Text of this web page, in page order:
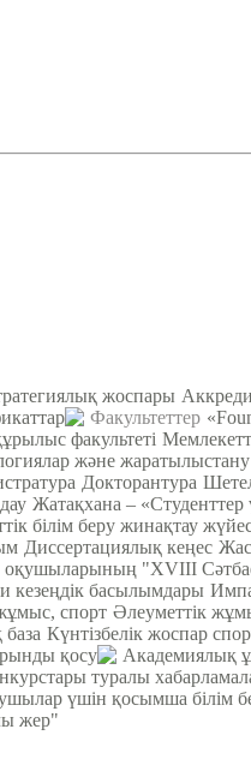
жоспары
Факультеттер
факультеті
және жаратылыстану
Докторантура
Жатақхана – «Студенттер
білім беру жинақтау
Диссертациялық кеңес Жас
оқушыларының "XVIII
басылымдары
спорт Әлеуметтік
Күнтізбелік жоспар
қосу Академиялық
туралы
үшін қосымша білім
жер"